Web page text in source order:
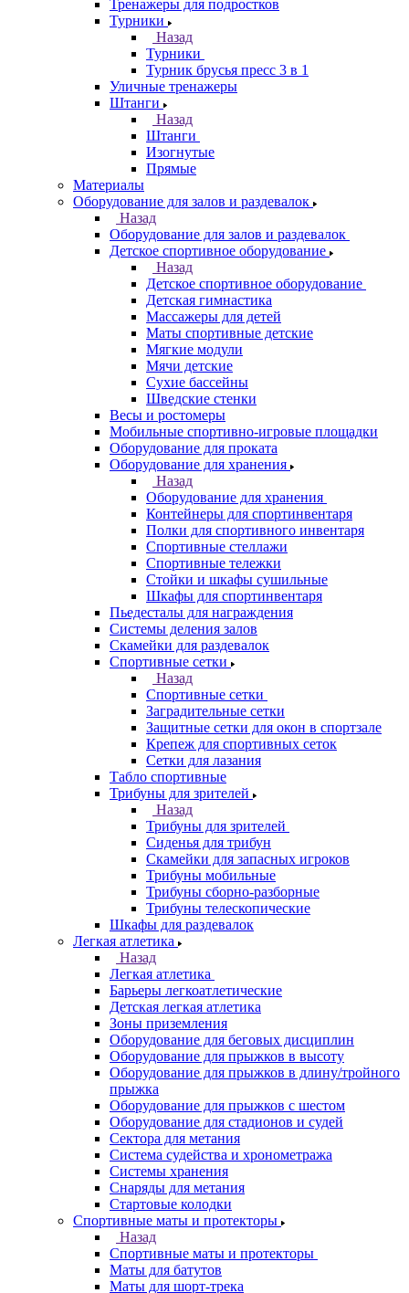
Тренажеры для подростков
Турники
Назад
Турники
Турник брусья пресс 3 в 1
Уличные тренажеры
Штанги
Назад
Штанги
Изогнутые
Прямые
Материалы
Оборудование для залов и раздевалок
Назад
Оборудование для залов и раздевалок
Детское спортивное оборудование
Назад
Детское спортивное оборудование
Детская гимнастика
Массажеры для детей
Маты спортивные детские
Мягкие модули
Мячи детские
Сухие бассейны
Шведские стенки
Весы и ростомеры
Мобильные спортивно-игровые площадки
Оборудование для проката
Оборудование для хранения
Назад
Оборудование для хранения
Контейнеры для спортинвентаря
Полки для спортивного инвентаря
Спортивные стеллажи
Спортивные тележки
Стойки и шкафы сушильные
Шкафы для спортинвентаря
Пьедесталы для награждения
Системы деления залов
Скамейки для раздевалок
Спортивные сетки
Назад
Спортивные сетки
Заградительные сетки
Защитные сетки для окон в спортзале
Крепеж для спортивных сеток
Сетки для лазания
Табло спортивные
Трибуны для зрителей
Назад
Трибуны для зрителей
Сиденья для трибун
Скамейки для запасных игроков
Трибуны мобильные
Трибуны сборно-разборные
Трибуны телескопические
Шкафы для раздевалок
Легкая атлетика
Назад
Легкая атлетика
Барьеры легкоатлетические
Детская легкая атлетика
Зоны приземления
Оборудование для беговых дисциплин
Оборудование для прыжков в высоту
Оборудование для прыжков в длину/тройного
прыжка
Оборудование для прыжков с шестом
Оборудование для стадионов и судей
Сектора для метания
Система судейства и хронометража
Системы хранения
Снаряды для метания
Стартовые колодки
Спортивные маты и протекторы
Назад
Спортивные маты и протекторы
Маты для батутов
Маты для шорт-трека